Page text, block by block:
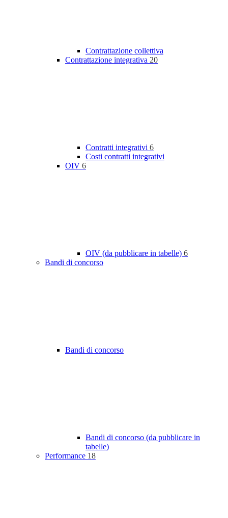
Contrattazione collettiva
Contrattazione integrativa 20
Contratti integrativi 6
Costi contratti integrativi
OIV 6
OIV (da pubblicare in tabelle) 6
Bandi di concorso
Bandi di concorso
Bandi di concorso (da pubblicare in
tabelle)
Performance 18